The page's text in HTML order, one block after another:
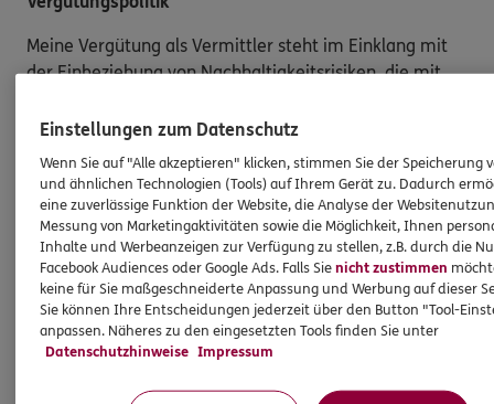
Meine Vergütung als Vermittler steht im Einklang mit
der Einbeziehung von Nachhaltigkeitsrisiken, die mit
einhergehen. Dies gilt ebenso für die Vergütung der
die Agentur tätige Personen. Die Berücksichtigung von
Nachhaltigkeitsrisiken hat insbesondere keinen Einfluss
darauf, ob ich für die Vermittlung eines
Versicherungsanlageproduktes eine Vergütung erhalte
oder darauf, wie hoch diese Vergütung ausfällt.
Gleiches gilt für die Vergütung von Mitarbeitern
und/oder sonstigen für die Agentur tätigen Personen.
Einstellungen zum Datenschutz
Wenn Sie auf "Alle akzeptieren" klicken, stimmen Sie der Speicherung
und ähnlichen Technologien (Tools) auf Ihrem Gerät zu. Dadurch
eine zuverlässige Funktion der Website, die Analyse der
Messung von Marketingaktivitäten sowie die Möglichkeit, Ihnen
Inhalte und Werbeanzeigen zur Verfügung zu stellen, z.B. durch die
Facebook Audiences oder Google Ads. Falls Sienicht zustimmen
keine für Sie maßgeschneiderte Anpassung und Werbung auf dieser
Sie können Ihre Entscheidungen jederzeit über den Button "Tool-
anpassen. Näheres zu den eingesetzten Tools finden Sie unter
Datenschutzhinweise Impressum